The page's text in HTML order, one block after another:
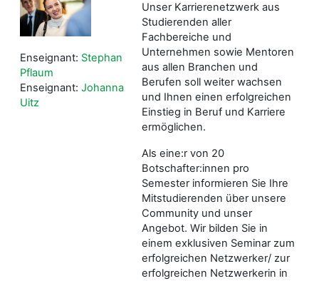
Unser Karrierenetzwerk aus
Studierenden aller
Fachbereiche und
Unternehmen sowie Mentoren
aus allen Branchen und
Berufen soll weiter wachsen
und Ihnen einen erfolgreichen
Einstieg in Beruf und Karriere
ermöglichen.
Als eine:r von 20
Botschafter:innen pro
Semester informieren Sie Ihre
Mitstudierenden über unsere
Community und unser
Angebot. Wir bilden Sie in
einem exklusiven Seminar zum
erfolgreichen Netzwerker/ zur
erfolgreichen Netzwerkerin in
Enseignant: Stephan
Pflaum
Enseignant: Johanna
Uitz